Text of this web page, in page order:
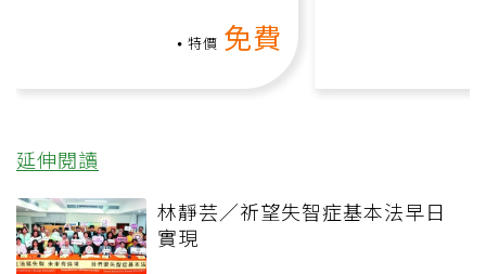
特價 免費
延伸閱讀
林靜芸／祈望失智症基本法早日
實現